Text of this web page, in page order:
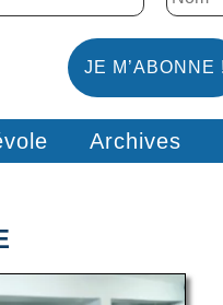
Archives